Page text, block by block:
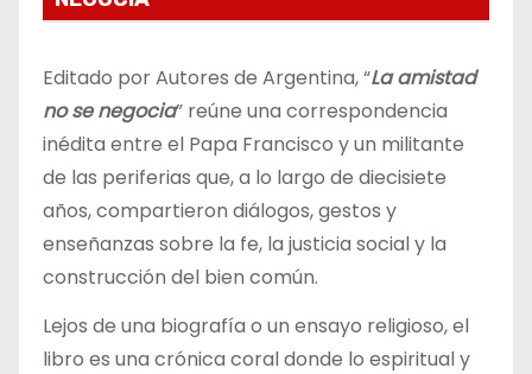
Editado por Autores de Argentina, “La amistad
no se negocia” reúne una correspondencia
inédita entre el Papa Francisco y un militante
de las periferias que, a lo largo de diecisiete
años, compartieron diálogos, gestos y
enseñanzas sobre la fe, la justicia social y la
construcción del bien común.
Lejos de una biografía o un ensayo religioso, el
libro es una crónica coral donde lo espiritual y